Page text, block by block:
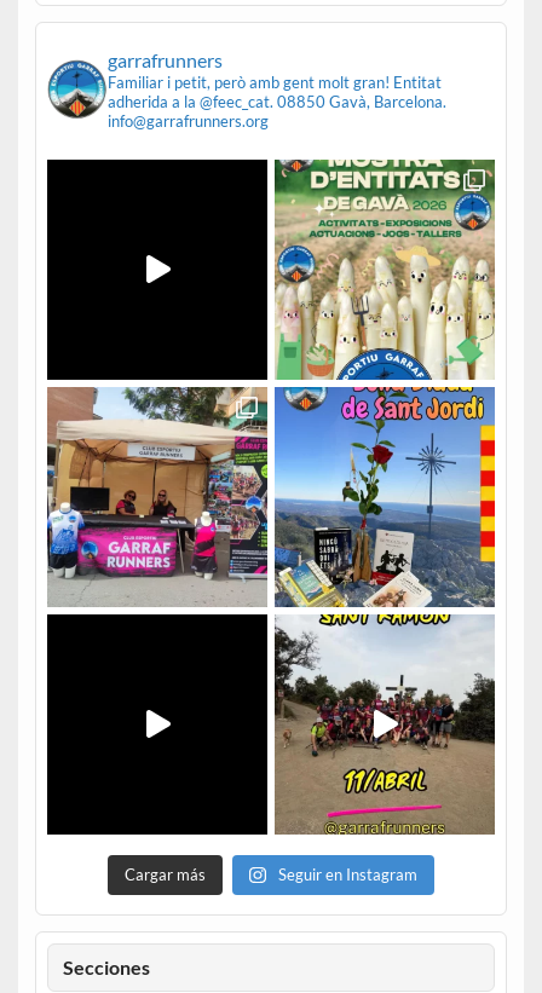
garrafrunners
Familiar i petit, però amb gent molt gran! Entitat
adherida a la @feec_cat. 08850 Gavà, Barcelona.
info@garrafrunners.org
Cargar más Seguir en Instagram
Secciones